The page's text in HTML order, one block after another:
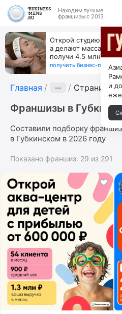
Находим лучшие
франшизы с 2013
Открой студию, где
а делают массаж
получи 4.5 млн
получить бизнес-план ↓
Главная ··· Страница 7
Франшизы в
Составили подборку
в Губкинском в 2026 году
Показано франшиз: 29 из 291
и